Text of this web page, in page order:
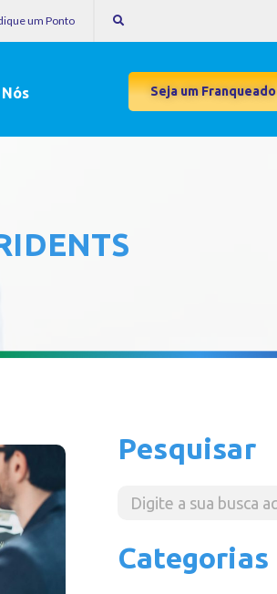
um Ponto
Seja um Franqueado
Pesquisar
Categorias